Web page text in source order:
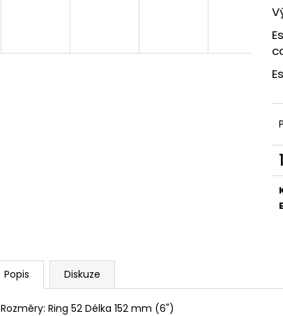
Popis Diskuze
Rozměry: Ring 52 Délka 152 mm (6")
UMNUM